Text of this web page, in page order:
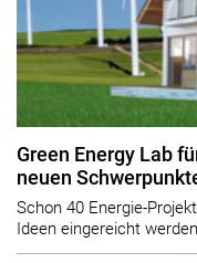
Green Energy Lab
neuen
Schon 40 Energie-
Ideen eingereicht